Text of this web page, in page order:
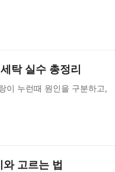
탁 실수 총정리
이 누런때 원인을 구분하고,
고르는 법